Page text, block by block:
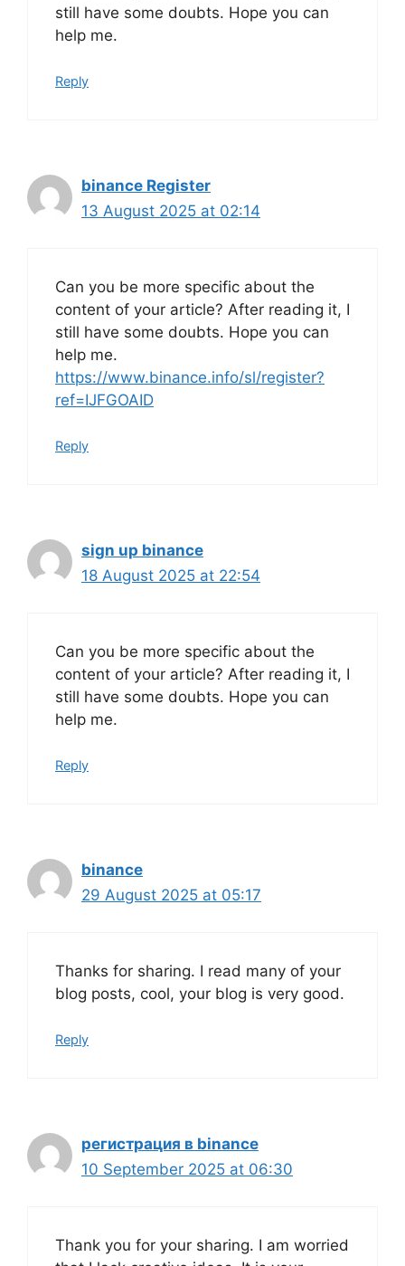
still have some doubts. Hope you can
help me.
Reply
binance Register
13 August 2025 at 02:14
Can you be more specific about the
content of your article? After reading it, I
still have some doubts. Hope you can
help me.
https://www.binance.info/sl/register?
ref=IJFGOAID
Reply
sign up binance
18 August 2025 at 22:54
Can you be more specific about the
content of your article? After reading it, I
still have some doubts. Hope you can
help me.
Reply
binance
29 August 2025 at 05:17
Thanks for sharing. I read many of your
blog posts, cool, your blog is very good.
Reply
регистрация в binance
10 September 2025 at 06:30
Thank you for your sharing. I am worried